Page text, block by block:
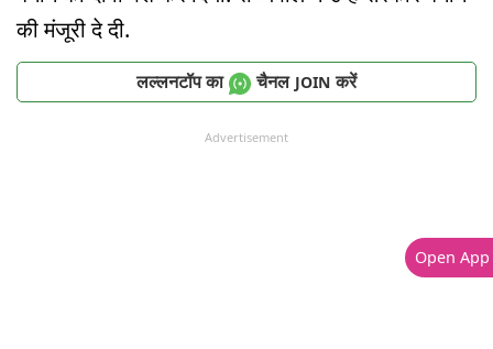
की मंजूरी दे दी.
लल्लनटॉप का चैनल JOIN करें
Advertisement
Open App